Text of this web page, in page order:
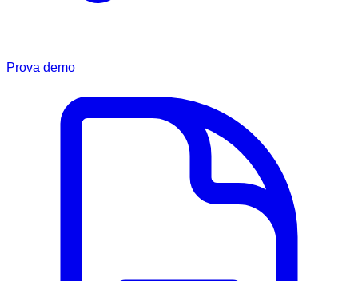
Prova demo